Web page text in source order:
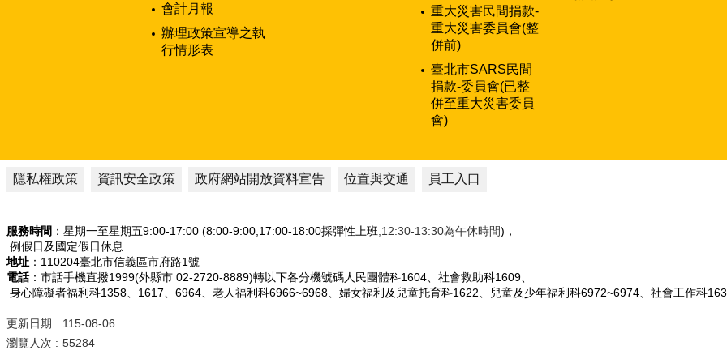
會計月報
辦理政策宣導之執
行情形表
重大災害民間捐款-
重大災害委員會(整
併前)
臺北市SARS民間
捐款-委員會(已整
併至重大災害委員
會)
隱私權政策 資訊安全政策 政府網站開放資料宣告 位置與交通 員工入口
服務時間 ：星期一至星期五9:00-17:00 (8:00-9:00,17:00-18:00採彈性上班 ,12:30-13:30為午休時間)，
例假日及國定假日休息
地址 ：110204臺北市信義區市府路1號
電話：市話手機直撥1999(外縣市 02-2720-8889)轉以下各分機號碼人民團體科1604、社會救助科1609、
身心障礙者福利科1358、1617、6964、老人福利科6966~6968、婦女福利及兒童托育科1622、兒童及少年福利科6972~6974、社會工作科
更新日期
115-08-06
瀏覽人次
55284